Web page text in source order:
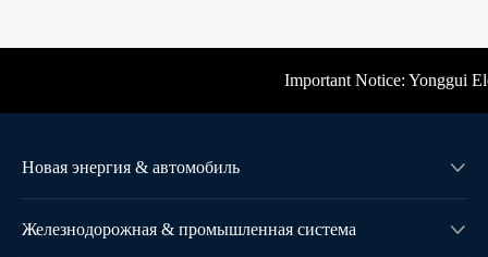
Important Notice: Yonggui
Новая энергия & автомобиль 
Железнодорожная & промышленная система 